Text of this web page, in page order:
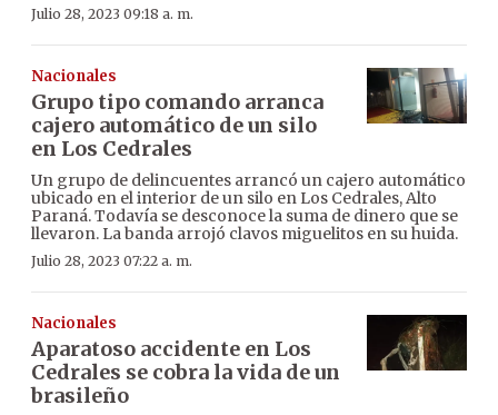
Julio 28, 2023 09:18 a. m.
Nacionales
Grupo tipo comando arranca
cajero automático de un silo
en Los Cedrales
Un grupo de delincuentes arrancó un cajero automático
ubicado en el interior de un silo en Los Cedrales, Alto
Paraná. Todavía se desconoce la suma de dinero que se
llevaron. La banda arrojó clavos miguelitos en su huida.
Julio 28, 2023 07:22 a. m.
Nacionales
Aparatoso accidente en Los
Cedrales se cobra la vida de un
brasileño